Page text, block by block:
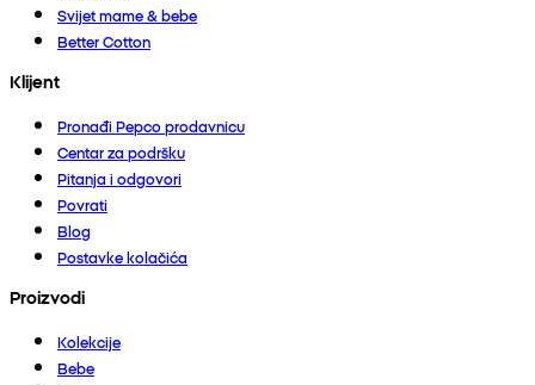
Svijet mame & bebe
Better Cotton
Klijent
Pronađi Pepco prodavnicu
Centar za podršku
Pitanja i odgovori
Povrati
Blog
Postavke kolačića
Proizvodi
Kolekcije
Bebe